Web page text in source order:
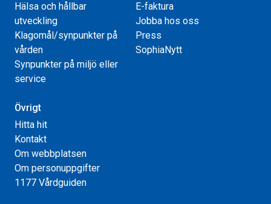
Hälsa och hållbar
utveckling
Klagomål/synpunkter på
vården
Synpunkter på miljö eller
service
E-faktura
Jobba hos oss
Press
SophiaNytt
Övrigt
Hitta hit
Kontakt
Om webbplatsen
Om personuppgifter
1177 Vårdguiden